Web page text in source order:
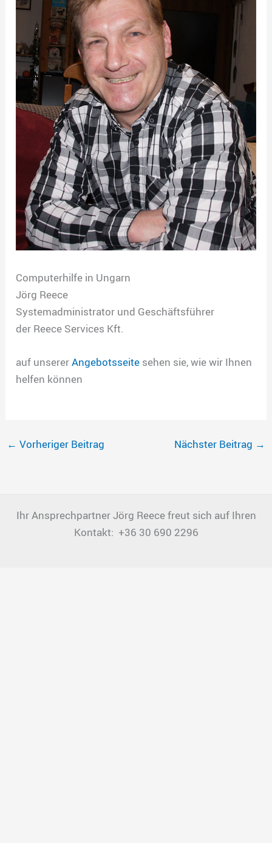
Computerhilfe in Ungarn
Jörg Reece
Systemadministrator und Geschäftsführer
der Reece Services Kft.
auf unsererAngebotsseite sehen sie, wie wir Ihnen
helfen können
← Vorheriger Beitrag Nächster Beitrag →
Ihr Ansprechpartner Jörg Reece freut sich auf Ihren
Kontakt: +36 30 690 2296